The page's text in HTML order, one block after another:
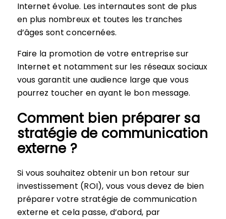
Internet évolue. Les internautes sont de plus
en plus nombreux et toutes les tranches
d’âges sont concernées.
Faire la promotion de votre entreprise sur
Internet et notamment sur les réseaux sociaux
vous garantit une audience large que vous
pourrez toucher en ayant le bon message.
Comment bien préparer sa
stratégie de communication
externe ?
Si vous souhaitez obtenir un bon retour sur
investissement (ROI), vous vous devez de bien
préparer votre stratégie de communication
externe et cela passe, d’abord, par